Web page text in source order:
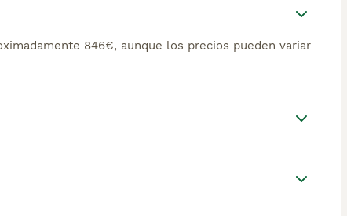
846€, aunque los precios pueden variar